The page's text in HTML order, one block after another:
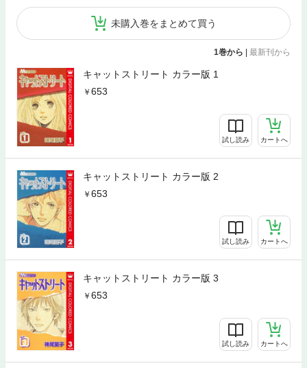
未購入巻をまとめて買う
1巻から 最新刊から
キャットストリート カラー版 1
653
試し読み カートへ
キャットストリート カラー版 2
653
試し読み カートへ
キャットストリート カラー版 3
653
試し読み カートへ